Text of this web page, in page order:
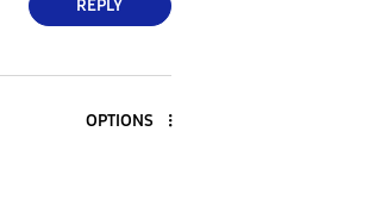
REPLY
OPTIONS